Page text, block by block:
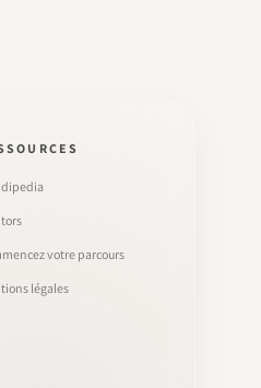
votre parcours
légales